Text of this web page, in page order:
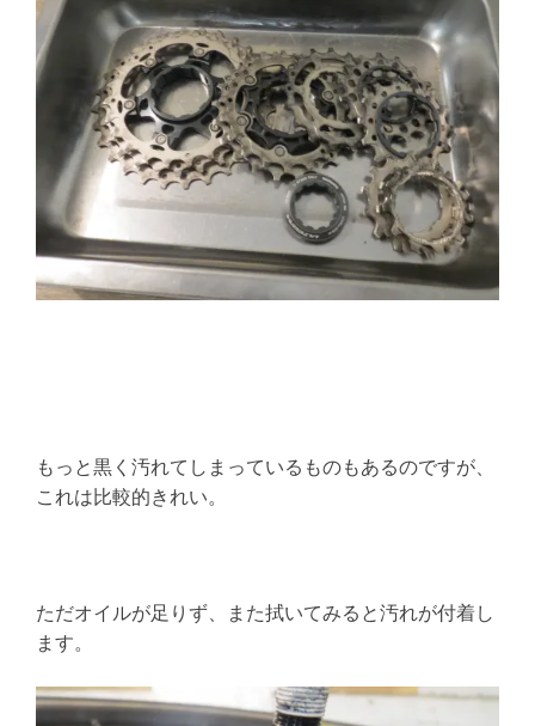
もっと黒く汚れてしまっているものもあるのですが、
これは比較的きれい。
ただオイルが足りず、また拭いてみると汚れが付着し
ます。